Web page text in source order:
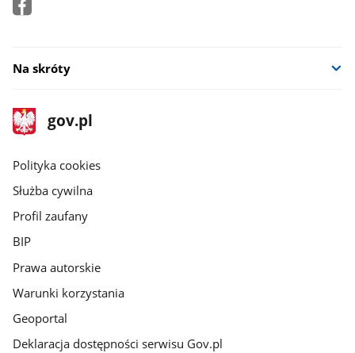
Na skróty
stopka
gov.pl
Strona
gov.pl
gov.pl
Polityka cookies
Służba cywilna
Profil zaufany
BIP
Prawa autorskie
Warunki korzystania
Geoportal
Deklaracja dostępności serwisu Gov.pl